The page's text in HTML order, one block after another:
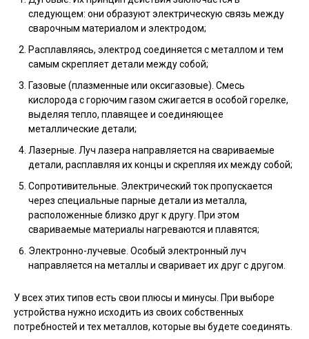
следующем: они образуют электрическую связь между
сварочным материалом и электродом;
Расплавляясь, электрод соединяется с металлом и тем
самым скрепляет детали между собой;
Газовые (плазменные или оксигазовые). Смесь
кислорода с горючим газом сжигается в особой горелке,
выделяя тепло, плавящее и соединяющее
металлические детали;
Лазерные. Луч лазера направляется на свариваемые
детали, расплавляя их концы и скрепляя их между собой;
Сопротивительные. Электрический ток пропускается
через специальные парные детали из металла,
расположенные близко друг к другу. При этом
свариваемые материалы нагреваются и плавятся;
Электронно-лучевые. Особый электронный луч
направляется на металлы и сваривает их друг с другом.
У всех этих типов есть свои плюсы и минусы. При выборе
устройства нужно исходить из своих собственных
потребностей и тех металлов, которые вы будете соединять.